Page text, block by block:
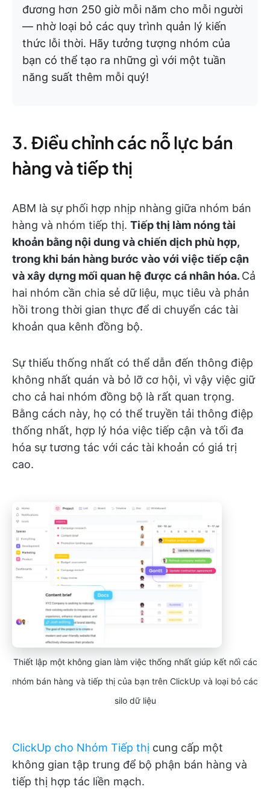
đương hơn 250 giờ mỗi năm cho mỗi người
— nhờ loại bỏ các quy trình quản lý kiến
thức lỗi thời. Hãy tưởng tượng nhóm của
bạn có thể tạo ra những gì với một tuần
năng suất thêm mỗi quý!
3. Điều chỉnh các nỗ lực bán
hàng và tiếp thị
ABM là sự phối hợp nhịp nhàng giữa nhóm bán
hàng và nhóm tiếp thị. Tiếp thị làm nóng tài
khoản bằng nội dung và chiến dịch phù hợp,
trong khi bán hàng bước vào với việc tiếp cận
và xây dựng mối quan hệ được cá nhân hóa. Cả
hai nhóm cần chia sẻ dữ liệu, mục tiêu và phản
hồi trong thời gian thực để di chuyển các tài
khoản qua kênh đồng bộ.
Sự thiếu thống nhất có thể dẫn đến thông điệp
không nhất quán và bỏ lỡ cơ hội, vì vậy việc giữ
cho cả hai nhóm đồng bộ là rất quan trọng.
Bằng cách này, họ có thể truyền tải thông điệp
thống nhất, hợp lý hóa việc tiếp cận và tối đa
hóa sự tương tác với các tài khoản có giá trị
cao.
Thiết lập một không gian làm việc thống nhất giúp kết nối các
nhóm bán hàng và tiếp thị của bạn trên ClickUp và loại bỏ các
silo dữ liệu
ClickUp cho Nhóm Tiếp thị cung cấp một
không gian tập trung để bộ phận bán hàng và
tiếp thị hợp tác liền mạch.